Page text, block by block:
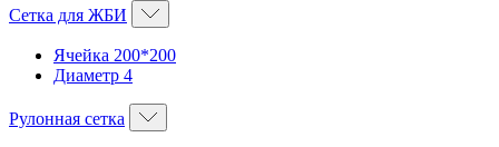
Сетка для ЖБИ
Ячейка 200*200
Диаметр 4
Рулонная сетка